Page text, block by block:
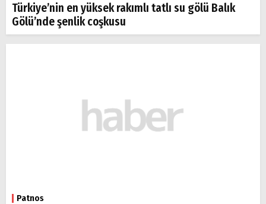
Türkiye’nin en yüksek rakımlı tatlı su gölü Balık
Gölü’nde şenlik coşkusu
Patnos